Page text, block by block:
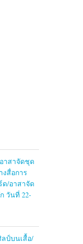
าสาจัดชุด
สื่อการ
/อาสาจัด
วันที่ 22-
ลป์บนเสื้อ/